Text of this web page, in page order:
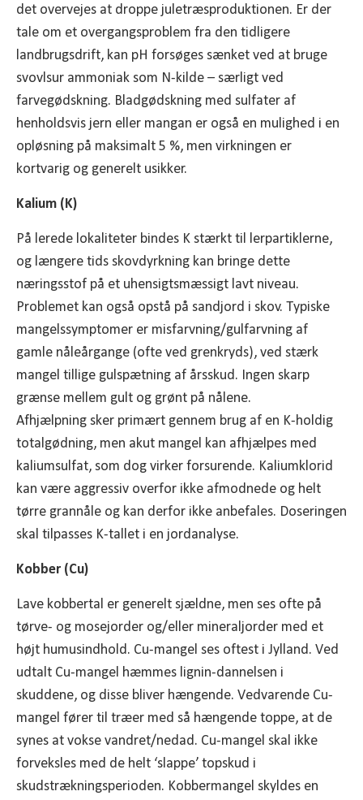
det overvejes at droppe juletræsproduktionen. Er der
tale om et overgangsproblem fra den tidligere
landbrugsdrift, kan pH forsøges sænket ved at bruge
svovlsur ammoniak som N-kilde – særligt ved
farvegødskning. Bladgødskning med sulfater af
henholdsvis jern eller mangan er også en mulighed i en
opløsning på maksimalt 5 %, men virkningen er
kortvarig og generelt usikker.
Kalium (K)
På lerede lokaliteter bindes K stærkt til lerpartiklerne,
og længere tids skovdyrkning kan bringe dette
næringsstof på et uhensigtsmæssigt lavt niveau.
Problemet kan også opstå på sandjord i skov. Typiske
mangelssymptomer er misfarvning/gulfarvning af
gamle nåleårgange (ofte ved grenkryds), ved stærk
mangel tillige gulspætning af årsskud. Ingen skarp
grænse mellem gult og grønt på nålene.
Afhjælpning sker primært gennem brug af en K-holdig
totalgødning, men akut mangel kan afhjælpes med
kaliumsulfat, som dog virker forsurende. Kaliumklorid
kan være aggressiv overfor ikke afmodnede og helt
tørre grannåle og kan derfor ikke anbefales. Doseringen
skal tilpasses K-tallet i en jordanalyse.
Kobber (Cu)
Lave kobbertal er generelt sjældne, men ses ofte på
tørve- og mosejorder og/eller mineraljorder med et
højt humusindhold. Cu-mangel ses oftest i Jylland. Ved
udtalt Cu-mangel hæmmes lignin-dannelsen i
skuddene, og disse bliver hængende. Vedvarende Cu-
mangel fører til træer med så hængende toppe, at de
synes at vokse vandret/nedad. Cu-mangel skal ikke
forveksles med de helt ‘slappe’ topskud i
skudstrækningsperioden. Kobbermangel skyldes en